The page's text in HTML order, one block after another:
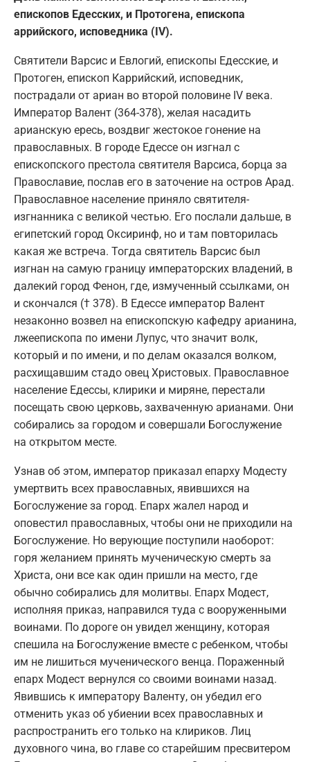
епископов Едесских, и Протогена, епископа
аррийского, исповедника (IV).
Святители Варсис и Евлогий, епископы Едесские, и
Протоген, епископ Каррийский, исповедник,
пострадали от ариан во второй половине IV века.
Император Валент (364-378), желая насадить
арианскую ересь, воздвиг жестокое гонение на
православных. В городе Едессе он изгнал с
епископского престола святителя Варсиса, борца за
Православие, послав его в заточение на остров Арад.
Православное население приняло святителя-
изгнанника с великой честью. Его послали дальше, в
египетский город Оксиринф, но и там повторилась
какая же встреча. Тогда святитель Варсис был
изгнан на самую границу императорских владений, в
далекий город Фенон, где, измученный ссылками, он
и скончался († 378). В Едессе император Валент
незаконно возвел на епископскую кафедру арианина,
лжеепископа по имени Лупус, что значит волк,
который и по имени, и по делам оказался волком,
расхищавшим стадо овец Христовых. Православное
население Едессы, клирики и миряне, перестали
посещать свою церковь, захваченную арианами. Они
собирались за городом и совершали Богослужение
на открытом месте.
Узнав об этом, император приказал епарху Модесту
умертвить всех православных, явившихся на
Богослужение за город. Епарх жалел народ и
оповестил православных, чтобы они не приходили на
Богослужение. Но верующие поступили наоборот:
горя желанием принять мученическую смерть за
Христа, они все как один пришли на место, где
обычно собирались для молитвы. Епарх Модест,
исполняя приказ, направился туда с вооруженными
воинами. По дороге он увидел женщину, которая
спешила на Богослужение вместе с ребенком, чтобы
им не лишиться мученического венца. Пораженный
епарх Модест вернулся со своими воинами назад.
Явившись к императору Валенту, он убедил его
отменить указ об убиении всех православных и
распространить его только на клириков. Лиц
духовного чина, во главе со старейшим пресвитером